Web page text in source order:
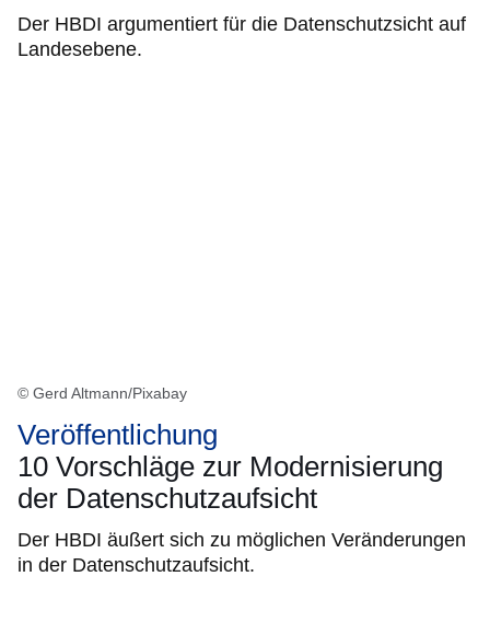
Der HBDI argumentiert für die Datenschutzsicht auf
Landesebene.
© Gerd Altmann/Pixabay
Veröffentlichung
10 Vorschläge zur Modernisierung
der Datenschutzaufsicht
Der HBDI äußert sich zu möglichen Veränderungen
in der Datenschutzaufsicht.